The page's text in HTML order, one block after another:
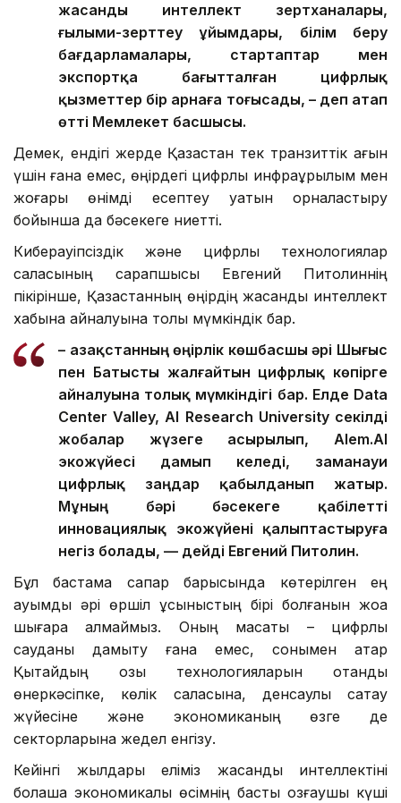
жасанды интеллект зертханалары,
ғылыми-зерттеу ұйымдары, білім беру
бағдарламалары, стартаптар мен
экспортқа бағытталған цифрлық
қызметтер бір арнаға тоғысады, – деп атап
өтті Мемлекет басшысы.
Демек, ендігі жерде Қазақстан тек транзиттік ағын
үшін ғана емес, өңірдегі цифрлық инфрақұрылым мен
жоғары өнімді есептеу қуатын орналастыру
бойынша да бәсекеге ниетті.
Киберқауіпсіздік және цифрлық технологиялар
саласының сарапшысы Евгений Питолиннің
пікірінше, Қазақстанның өңірдің жасанды интеллект
хабына айналуына толық мүмкіндік бар.
– Қазақстанның өңірлік көшбасшы әрі Шығыс
пен Батысты жалғайтын цифрлық көпірге
айналуына толық мүмкіндігі бар. Елде Data
Center Valley, AI Research University секілді
жобалар жүзеге асырылып, Alem.AI
экожүйесі дамып келеді, заманауи
цифрлық заңдар қабылданып жатыр.
Мұның бәрі бәсекеге қабілетті
инновациялық экожүйені қалыптастыруға
негіз болады, — дейді Евгений Питолин.
Бұл бастама сапар барысында көтерілген ең
ауқымды әрі өршіл ұсыныстың бірі болғанын жоққа
шығара алмаймыз. Оның мақсаты – цифрлық
сауданы дамыту ғана емес, сонымен қатар
Қытайдың озық технологияларын отандық
өнеркәсіпке, көлік саласына, денсаулық сақтау
жүйесіне және экономиканың өзге де
секторларына жедел енгізу.
Кейінгі жылдары еліміз жасанды интеллектіні
болашақ экономикалық өсімнің басты қозғаушы күші